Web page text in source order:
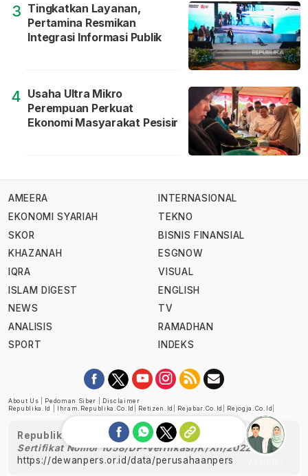
3 Tingkatkan Layanan,
Pertamina Resmikan
Integrasi Informasi Publik
4 Usaha Ultra Mikro
Perempuan Perkuat
Ekonomi Masyarakat Pesisir
AMEERA
EKONOMI SYARIAH
SKOR
KHAZANAH
IQRA
ISLAM DIGEST
NEWS
ANALISIS
SPORT
INTERNASIONAL
TEKNO
BISNIS FINANSIAL
ESGNOW
VISUAL
ENGLISH
TV
RAMADHAN
INDEKS
About Us Pedoman Siber
Disclaimer
Republika.id
Ihram.republika.co.id Retizen.id Rejabar.co.id Rejogja.co.id
Republika telah diverifikasi oleh Dewan Pers
Sertifikat Nomor 1058/DP-Verifikasi/K/XII/2022
https://dewanpers.or.id/data/perusahaanpers